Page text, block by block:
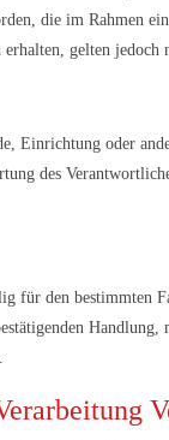
die im Rahmen
gelten jedoch
Einrichtung oder
des
den bestimmten